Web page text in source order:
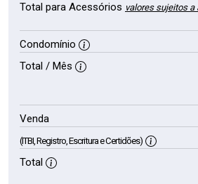
Total para Acessórios valores sujeitos a
Condomínio
Total / Mês
Venda
(ITBI, Registro, Escritura e Certidões)
Total